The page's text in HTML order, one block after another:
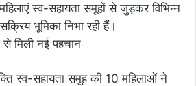
स्व-सहायता समूहों से जुड़कर विभिन्न
भूमिका निभा रही हैं।
मिली नई पहचान
स्व-सहायता समूह की 10 महिलाओं ने